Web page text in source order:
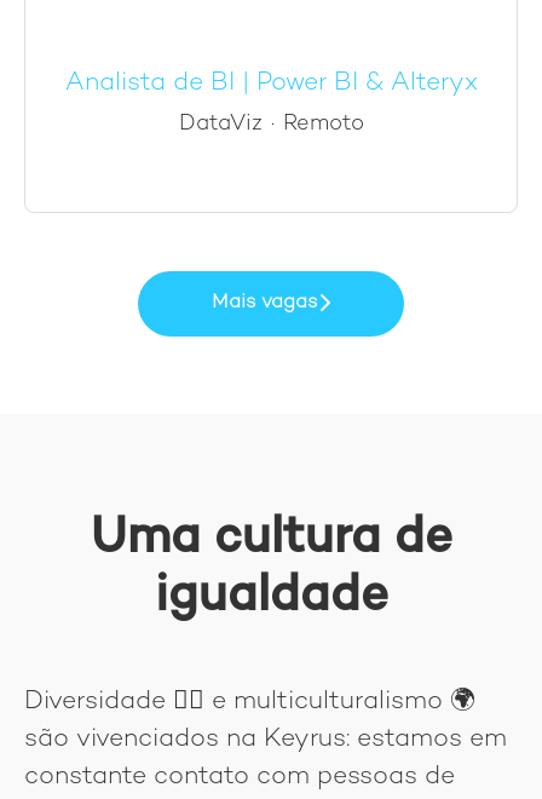
Analista de BI | Power BI & Alteryx
DataViz · Remoto
Mais vagas
Uma cultura de
igualdade
Diversidade 🏳‍🌈 e multiculturalismo 🌍
são vivenciados na Keyrus: estamos em
constante contato com pessoas de